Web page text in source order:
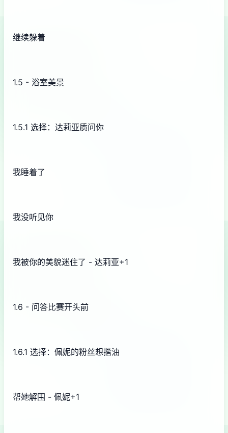
继续躲着
1.5 - 浴室美景
1.5.1 选择：达莉亚质问你
我睡着了
我没听见你
我被你的美貌迷住了 - 达莉亚+1
1.6 - 问答比赛开头前
1.6.1 选择：佩妮的粉丝想揩油
帮她解围 - 佩妮+1